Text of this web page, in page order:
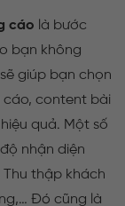
cáo là bước
bạn không
giúp bạn chọn
content bài
quả. Một số
nhận diện
thập khách
Đó cũng là